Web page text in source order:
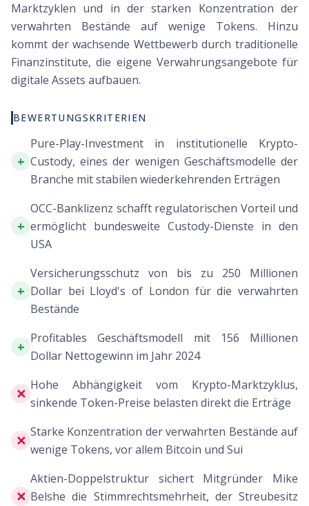
Marktzyklen und in der starken Konzentration der
verwahrten Bestände auf wenige Tokens. Hinzu
kommt der wachsende Wettbewerb durch traditionelle
Finanzinstitute, die eigene Verwahrungsangebote für
digitale Assets aufbauen.
BEWERTUNGSKRITERIEN
+
Pure-Play-Investment in institutionelle Krypto-
Custody, eines der wenigen Geschäftsmodelle der
Branche mit stabilen wiederkehrenden Erträgen
+
OCC-Banklizenz schafft regulatorischen Vorteil und
ermöglicht bundesweite Custody-Dienste in den
USA
+
Versicherungsschutz von bis zu 250 Millionen
Dollar bei Lloyd's of London für die verwahrten
Bestände
+
Profitables Geschäftsmodell mit 156 Millionen
Dollar Nettogewinn im Jahr 2024
✕
Hohe Abhängigkeit vom Krypto-Marktzyklus,
sinkende Token-Preise belasten direkt die Erträge
✕
Starke Konzentration der verwahrten Bestände auf
wenige Tokens, vor allem Bitcoin und Sui
✕
Aktien-Doppelstruktur sichert Mitgründer Mike
Belshe die Stimmrechtsmehrheit, der Streubesitz